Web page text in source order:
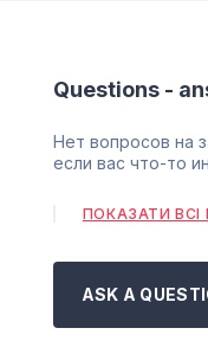
Questions -
Нет вопросов на
если вас что-то
ПОКАЗАТИ ВСІ
ASK A